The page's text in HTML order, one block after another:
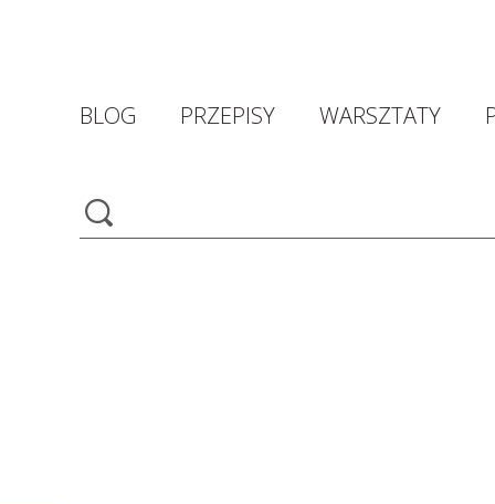
BLOG PRZEPISY WARSZTATY